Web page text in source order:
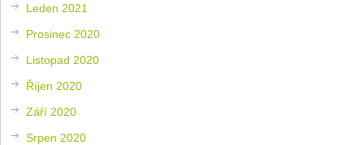
Leden 2021
Prosinec 2020
Listopad 2020
Říjen 2020
Září 2020
Srpen 2020